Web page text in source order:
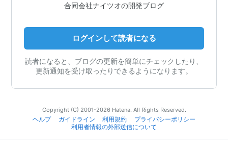
合同会社ナイツオの開発ブログ
ログインして読者になる
読者になると、ブログの更新を簡単にチェックしたり、
更新通知を受け取ったりできるようになります。
Copyright (C) 2001-2026 Hatena. All Rights Reserved.
ヘルプ
ガイドライン 利用規約
プライバシーポリシー
利用者情報の外部送信について